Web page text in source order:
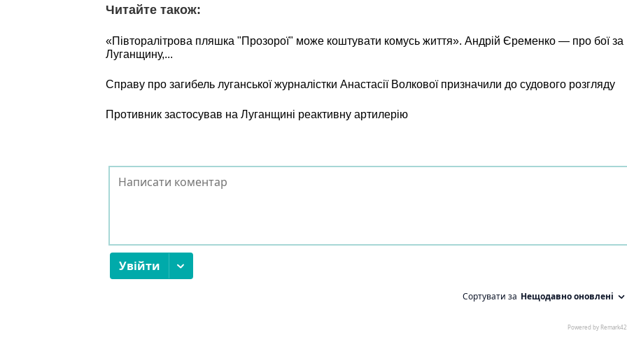
Читайте також:
«Півторалітрова пляшка "Прозорої" може коштувати комусь життя». Андрій Єременко — про бої за
Луганщину,...
Справу про загибель луганської журналістки Анастасії Волкової призначили до судового розгляду
Противник застосував на Луганщині реактивну артилерію